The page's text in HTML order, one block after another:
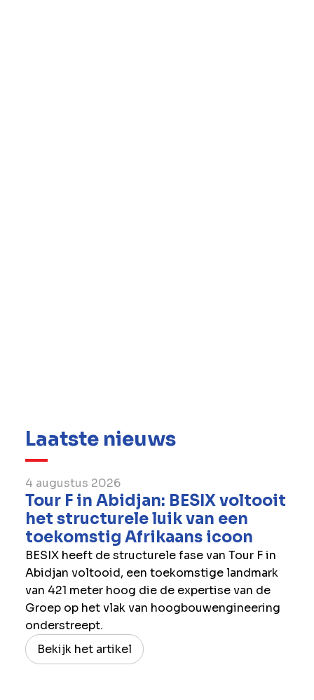
Laatste nieuws
4 augustus 2026
Tour F in Abidjan: BESIX voltooit
het structurele luik van een
toekomstig Afrikaans icoon
BESIX heeft de structurele fase van Tour F in
Abidjan voltooid, een toekomstige landmark
van 421 meter hoog die de expertise van de
Groep op het vlak van hoogbouwengineering
onderstreept.
Bekijk het artikel